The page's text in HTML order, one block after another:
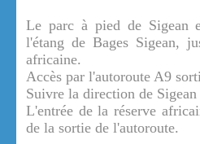
Le parc à pied de Sigean
l'étang de Bages Sigean,
africaine.
Accès par l'autoroute A9
Suivre la direction de
L'entrée de la réserve
de la sortie de l'autoroute.